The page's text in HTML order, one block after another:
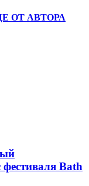
ОТ АВТОРА
Bath